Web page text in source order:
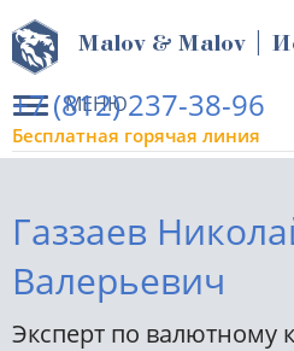
МЕНЮ
Malov & Malov |
+7 (812) 237-38-96
Бесплатная горячая линия
Газзаев
Валерьевич
Эксперт по валютному